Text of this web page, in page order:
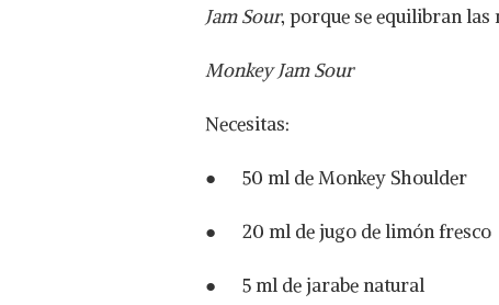
Jam Sour, porque se equilibran
Monkey Jam Sour
Necesitas:
● 50 ml de Monkey Shoulder
● 20 ml de jugo de limón fresco
● 5 ml de jarabe natural